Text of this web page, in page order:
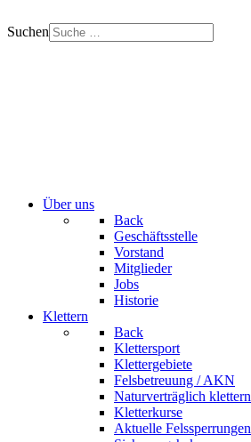
Suchen
Über uns
Back
Geschäftsstelle
Vorstand
Mitglieder
Jobs
Historie
Klettern
Back
Klettersport
Klettergebiete
Felsbetreuung / AKN
Naturverträglich klettern
Kletterkurse
Aktuelle Felssperrungen